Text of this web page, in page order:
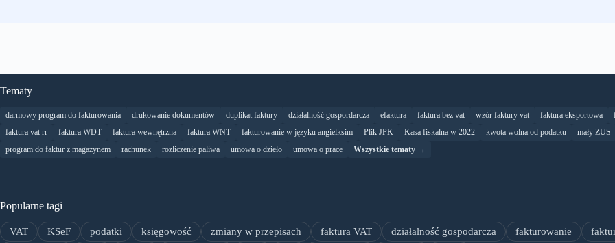
Tematy
darmowy program do fakturowania drukowanie dokumentów duplikat faktury działalność gospordarcza efaktura faktura bez vat wzór faktury vat faktura eksportowa
faktura vat rr
faktura WDT faktura wewnętrzna faktura WNT fakturowanie w języku angielksim Plik JPK Kasa fiskalna w 2022 kwota wolna od podatku
mały ZUS
program do faktur z magazynem
rachunek rozliczenie paliwa umowa o dzieło umowa o prace Wszystkie tematy →
Popularne tagi
VAT KSeF podatki księgowość zmiany w przepisach faktura VAT działalność gospodarcza fakturowanie